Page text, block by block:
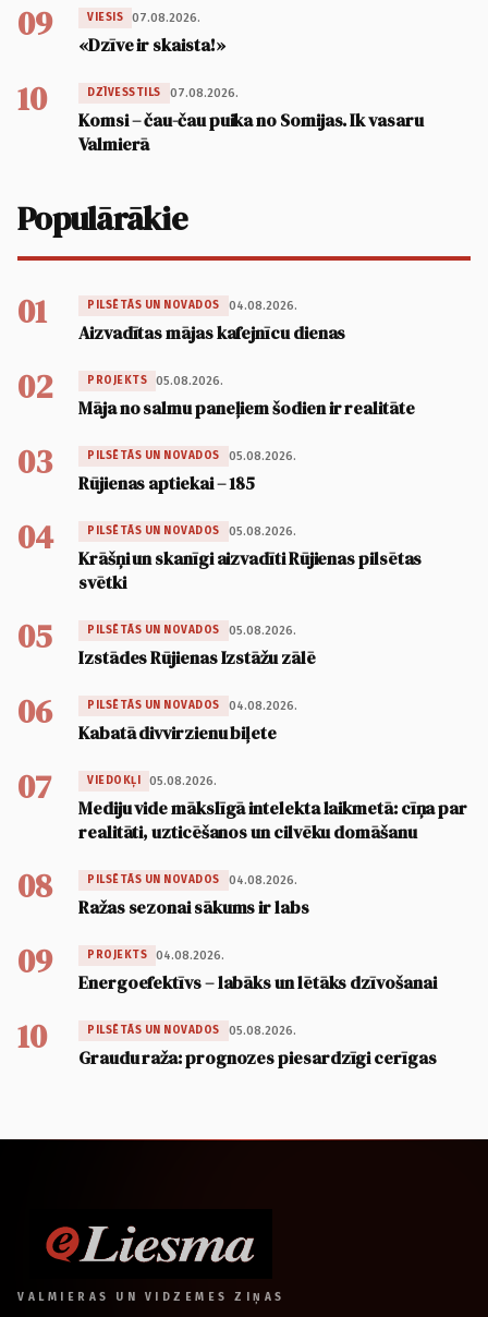
09 VIESIS 07.08.2026.
«Dzīve ir skaista!»
10 DZĪVESSTILS 07.08.2026.
Komsi – čau-čau puika no Somijas. Ik vasaru
Valmierā
Populārākie
01 PILSĒTĀS UN NOVADOS 04.08.2026.
Aizvadītas mājas kafejnīcu dienas
02 PROJEKTS 05.08.2026.
Māja no salmu paneļiem šodien ir realitāte
03 PILSĒTĀS UN NOVADOS 05.08.2026.
Rūjienas aptiekai – 185
04 PILSĒTĀS UN NOVADOS 05.08.2026.
Krāšņi un skanīgi aizvadīti Rūjienas pilsētas
svētki
05 PILSĒTĀS UN NOVADOS 05.08.2026.
Izstādes Rūjienas Izstāžu zālē
06 PILSĒTĀS UN NOVADOS 04.08.2026.
Kabatā divvirzienu biļete
07 VIEDOKĻI 05.08.2026.
Mediju vide mākslīgā intelekta laikmetā: cīņa par
realitāti, uzticēšanos un cilvēku domāšanu
08 PILSĒTĀS UN NOVADOS 04.08.2026.
Ražas sezonai sākums ir labs
09 PROJEKTS 04.08.2026.
Energoefektīvs – labāks un lētāks dzīvošanai
10 PILSĒTĀS UN NOVADOS 05.08.2026.
Graudu raža: prognozes piesardzīgi cerīgas
VALMIERAS UN VIDZEMES ZIŅAS